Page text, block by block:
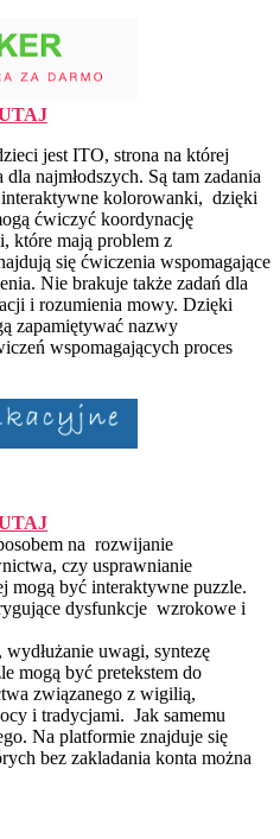
jest ITO, strona na której
najmłodszych. Są tam zadania
kolorowanki, dzięki
ćwiczyć koordynację
które mają problem z
się ćwiczenia wspomagające
Nie brakuje także zadań dla
i rozumienia mowy. Dzięki
zapamiętywać nazwy
wspomagających proces
na rozwijanie
czy usprawnianie
być interaktywne puzzle.
dysfunkcje wzrokowe i
uwagi, syntezę
mogą być pretekstem do
związanego z wigilią,
i tradycjami. Jak samemu
Na platformie znajduje się
bez zakladania konta można